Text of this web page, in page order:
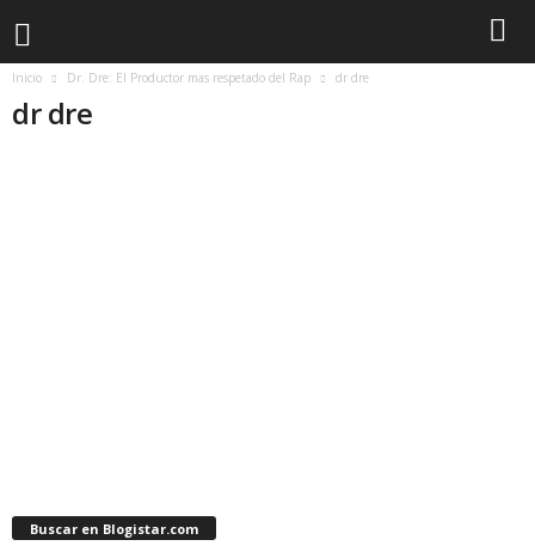
Inicio Dr. Dre: El Productor mas respetado del Rap dr dre
dr dre
Buscar en Blogistar.com